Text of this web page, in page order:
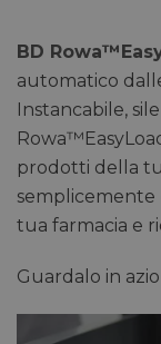
BD Rowa™
automatico
Instancabile,
Rowa™
prodotti della
semplicemente
tua farmacia e
Guardalo in